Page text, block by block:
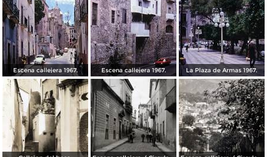
Escena callejera 1967. Escena callejera 1967. La Plaza de Armas 1967.